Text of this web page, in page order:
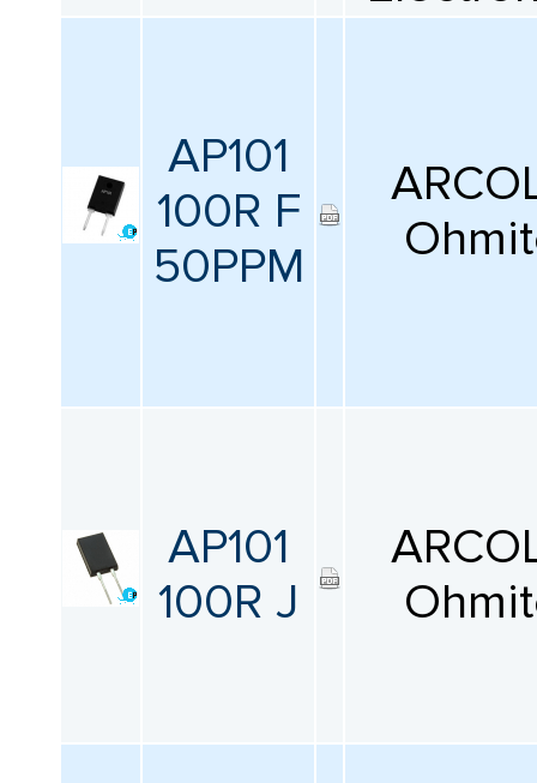
Все
Особенности
Шаг выводов
AP101
100R F
50PPM
AP101
100R J